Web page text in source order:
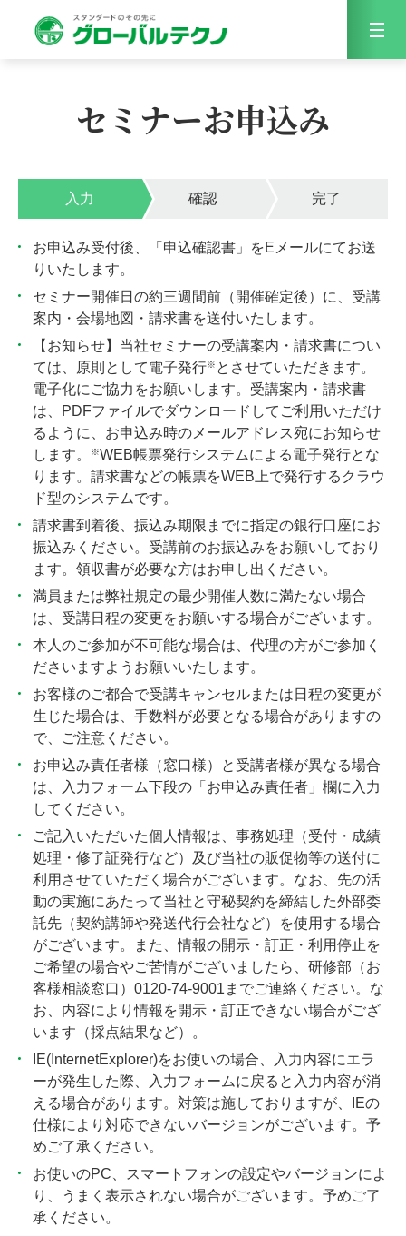
Menu
セミナーお申込み
入力 確認 完了
お申込み受付後、「申込確認書」をEメールにてお送
りいたします。
セミナー開催日の約三週間前（開催確定後）に、受講
案内・会場地図・請求書を送付いたします。
【お知らせ】当社セミナーの受講案内・請求書につい
ては、原則として電子発行※ とさせていただきます。
電子化にご協力をお願いします。受講案内・請求書
は、PDFファイルでダウンロードしてご利用いただけ
るように、お申込み時のメールアドレス宛にお知らせ
します。
※WEB帳票発行システムによる電子発行とな
ります。請求書などの帳票をWEB上で発行するクラウ
ド型のシステムです。
請求書到着後、振込み期限までに指定の銀行口座にお
振込みください。受講前のお振込みをお願いしており
ます。領収書が必要な方はお申し出ください。
満員または弊社規定の最少開催人数に満たない場合
は、受講日程の変更をお願いする場合がございます。
本人のご参加が不可能な場合は、代理の方がご参加く
ださいますようお願いいたします。
お客様のご都合で受講キャンセルまたは日程の変更が
生じた場合は、手数料が必要となる場合がありますの
で、ご注意ください。
お申込み責任者様（窓口様）と受講者様が異なる場合
は、入力フォーム下段の「お申込み責任者」欄に入力
してください。
ご記入いただいた個人情報は、事務処理（受付・成績
処理・修了証発行など）及び当社の販促物等の送付に
利用させていただく場合がございます。なお、先の活
動の実施にあたって当社と守秘契約を締結した外部委
託先（契約講師や発送代行会社など）を使用する場合
がございます。また、情報の開示・訂正・利用停止を
ご希望の場合やご苦情がございましたら、研修部（お
客様相談窓口）0120-74-9001までご連絡ください。な
お、内容により情報を開示・訂正できない場合がござ
います（採点結果など）。
IE(InternetExplorer)をお使いの場合、入力内容にエラ
ーが発生した際、入力フォームに戻ると入力内容が消
える場合があります。対策は施しておりますが、IEの
仕様により対応できないバージョンがございます。予
めご了承ください。
お使いのPC、スマートフォンの設定やバージョンによ
り、うまく表示されない場合がございます。予めご了
承ください。